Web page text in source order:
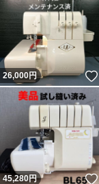
26,000円
45,280円